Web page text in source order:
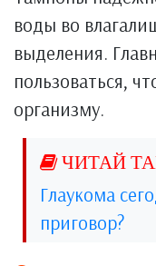
воды во
выделения.
пользоваться,
организму.
Глаукома
приговор?